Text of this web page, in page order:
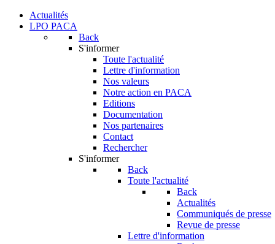
Actualités
LPO PACA
Back
S'informer
Toute l'actualité
Lettre d'information
Nos valeurs
Notre action en PACA
Editions
Documentation
Nos partenaires
Contact
Rechercher
S'informer
Back
Toute l'actualité
Back
Actualités
Communiqués de presse
Revue de presse
Lettre d'information